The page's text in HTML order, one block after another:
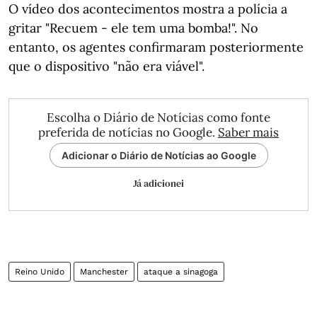
O vídeo dos acontecimentos mostra a polícia a
gritar "Recuem - ele tem uma bomba!". No
entanto, os agentes confirmaram posteriormente
que o dispositivo "não era viável".
Escolha o Diário de Notícias como fonte
preferida de notícias no Google. Saber mais
Adicionar o Diário de Notícias ao Google
Já adicionei
Reino Unido Manchester ataque a sinagoga